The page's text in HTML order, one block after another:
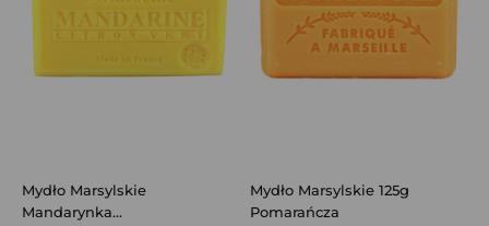
Mydło Marsylskie
Mandarynka...
Mydło Marsylskie 125g
Pomarańcza